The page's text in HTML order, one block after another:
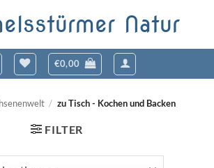
Natur
€0,00
/ zu Tisch - Kochen und Backen
FILTER